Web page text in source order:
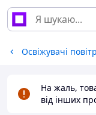
Освіжувачі
На жаль,
від інших